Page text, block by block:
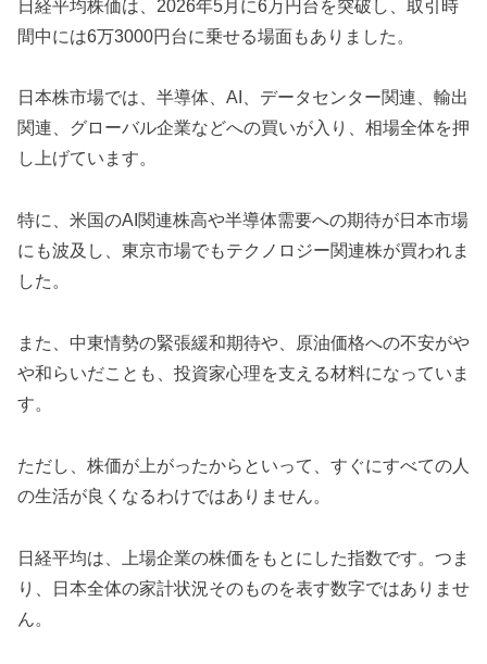
日経平均株価は、2026年5月に6万円台を突破し、取引時
間中には6万3000円台に乗せる場面もありました。
日本株市場では、半導体、AI、データセンター関連、輸出
関連、グローバル企業などへの買いが入り、相場全体を押
し上げています。
特に、米国のAI関連株高や半導体需要への期待が日本市場
にも波及し、東京市場でもテクノロジー関連株が買われま
した。
また、中東情勢の緊張緩和期待や、原油価格への不安がや
や和らいだことも、投資家心理を支える材料になっていま
す。
ただし、株価が上がったからといって、すぐにすべての人
の生活が良くなるわけではありません。
日経平均は、上場企業の株価をもとにした指数です。つま
り、日本全体の家計状況そのものを表す数字ではありませ
ん。